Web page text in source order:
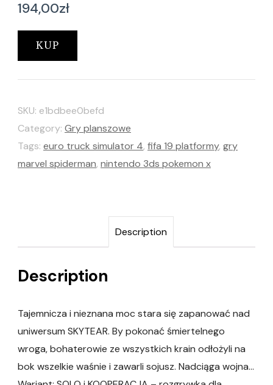
194,00zł
KUP
SKU: e1bdbee0befd
Category: Gry planszowe
Tags: euro truck simulator 4, fifa 19 platformy, gry
marvel spiderman, nintendo 3ds pokemon x
Description
Description
Tajemnicza i nieznana moc stara się zapanować nad
uniwersum SKYTEAR. By pokonać śmiertelnego
wroga, bohaterowie ze wszystkich krain odłożyli na
bok wszelkie waśnie i zawarli sojusz. Nadciąga wojna…